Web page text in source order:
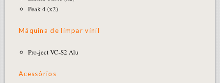
Peak 4 (x2)
Máquina de limpar vinil
Pro-ject VC-S2 Alu
Acessórios